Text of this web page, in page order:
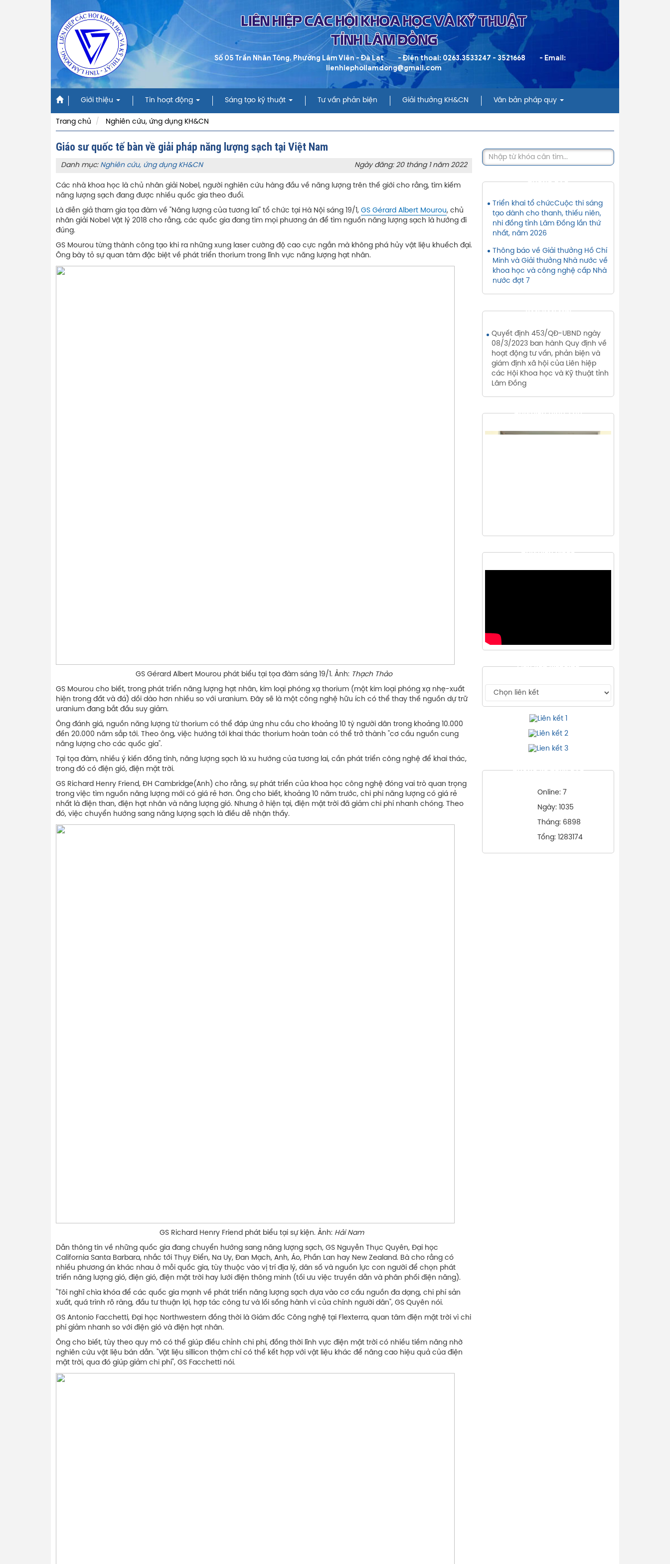
LIÊN HIỆP CÁC HỘI KHOA HỌC VÀ KỸ THUẬT
TỈNH LÂM ĐỒNG
Số 05 Trần Nhân Tông, Phường Lâm Viên - Đà Lạt - Điện thoai: 0263.3533247 - 3521668
- Email:
lienhiephoilamdong@gmail.com
Giới thiệu Tin hoạt động Sáng tạo kỹ thuật Tư vấn phản biện Giải thưởng KH&CN Văn bản pháp quy
Trang chủ Nghiên cứu, ứng dụng KH&CN
Giáo sư quốc tế bàn về giải pháp năng lượng sạch tại Việt Nam
Danh mục: Nghiên cứu, ứng dụng KH&CN Ngày đăng: 20 tháng 1 năm 2022
Các nhà khoa học là chủ nhân giải Nobel, người nghiên cứu hàng đầu về năng lượng trên thế giới cho rằng, tìm kiếm
năng lượng sạch đang được nhiều quốc gia theo đuổi.
Là diễn giả tham gia tọa đàm về "Năng lượng của tương lai" tổ chức tại Hà Nội sáng 19/1, GS Gérard Albert Mourou, chủ
nhân giải Nobel Vật lý 2018 cho rằng, các quốc gia đang tìm mọi phương án để tìm nguồn năng lượng sạch là hướng đi
đúng.
GS Mourou từng thành công tạo khi ra những xung laser cường độ cao cực ngắn mà không phá hủy vật liệu khuếch đại.
Ông bày tỏ sự quan tâm đặc biệt về phát triển thorium trong lĩnh vực năng lượng hạt nhân.
GS Gérard Albert Mourou phát biểu tại tọa đàm sáng 19/1. Ảnh: Thạch Thảo
GS Mourou cho biết, trong phát triển năng lượng hạt nhân, kim loại phóng xạ thorium (một kim loại phóng xạ nhẹ-xuất
hiện trong đất và đá) dồi dào hơn nhiều so với uranium. Đây sẽ là một công nghệ hữu ích có thể thay thế nguồn dự trữ
uranium đang bắt đầu suy giảm.
Ông đánh giá, nguồn năng lượng từ thorium có thể đáp ứng nhu cầu cho khoảng 10 tỷ người dân trong khoảng 10.000
đến 20.000 năm sắp tới. Theo ông, việc hướng tới khai thác thorium hoàn toàn có thể trở thành "cơ cấu nguồn cung
năng lượng cho các quốc gia".
Tại tọa đàm, nhiều ý kiến đồng tình, năng lượng sạch là xu hướng của tương lai, cần phát triển công nghệ để khai thác,
trong đó có điện gió, điện mặt trời.
GS Richard Henry Friend, ĐH Cambridge(Anh) cho rằng, sự phát triển của khoa học công nghệ đóng vai trò quan trọng
trong việc tìm nguồn năng lượng mới có giá rẻ hơn. Ông cho biết, khoảng 10 năm trước, chi phí năng lượng có giá rẻ
nhất là điện than, điện hạt nhân và năng lượng gió. Nhưng ở hiện tại, điện mặt trời đã giảm chi phí nhanh chóng. Theo
đó, việc chuyển hướng sang năng lượng sạch là điều dễ nhận thấy.
GS Richard Henry Friend phát biểu tại sự kiện. Ảnh: Hải Nam
Dẫn thông tin về những quốc gia đang chuyển hướng sang năng lượng sạch, GS Nguyễn Thục Quyên, Đại học
California Santa Barbara, nhắc tới Thụy Điển, Na Uy, Đan Mạch, Anh, Áo, Phần Lan hay New Zealand. Bà cho rằng có
nhiều phương án khác nhau ở mỗi quốc gia, tùy thuộc vào vị trí địa lý, dân số và nguồn lực con người để chọn phát
triển năng lượng gió, điện gió, điện mặt trời hay lưới điện thông minh (tối ưu việc truyền dẫn và phân phối điện năng).
"Tôi nghĩ chìa khóa để các quốc gia mạnh về phát triển năng lượng sạch dựa vào cơ cấu nguồn đa dạng, chi phí sản
xuất, quá trình rõ ràng, đầu tư thuận lợi, hợp tác công tư và lối sống hành vi của chính người dân", GS Quyên nói.
GS Antonio Facchetti, Đại học Northwestern đồng thời là Giám đốc Công nghệ tại Flexterra, quan tâm điện mặt trời vì chi
phí giảm nhanh so với điện gió và điện hạt nhân.
Ông cho biết, tùy theo quy mô có thể giúp điều chỉnh chi phí, đồng thời lĩnh vực điện mặt trời có nhiều tiềm năng nhờ
nghiên cứu vật liệu bán dẫn. "Vật liệu sillicon thậm chí có thể kết hợp với vật liệu khác để nâng cao hiệu quả của điện
mặt trời, qua đó giúp giảm chi phí", GS Facchetti nói.
THÔNG BÁO
Triển khai tổ chứcCuộc thi sáng
tạo dành cho thanh, thiếu niên,
nhi đồng tỉnh Lâm Đồng lần thứ
nhất, năm 2026
Thông báo về Giải thưởng Hồ Chí
Minh và Giải thưởng Nhà nước về
khoa học và công nghệ cấp Nhà
nước đợt 7
VĂN BẢN MỚI
Quyết định 453/QĐ-UBND ngày
08/3/2023 ban hành Quy định về
hoạt động tư vấn, phản biện và
giám định xã hội của Liên hiệp
các Hội Khoa học và Kỹ thuật tỉnh
Lâm Đồng
THƯ VIỆN HÌNH ẢNH
THƯ VIỆN VIDEO
LIÊN KẾT WEBSITE
THỐNG KÊ TRUY CẬP
Online: 7
Ngày: 1035
Tháng: 6898
Tổng: 1283174